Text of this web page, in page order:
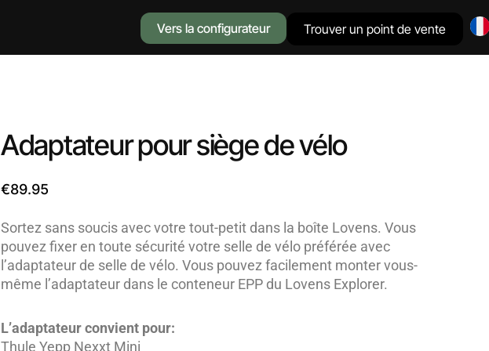
Vers la configurateur Trouver un point de vente
Adaptateur pour siège de vélo
€89.95
Sortez sans soucis avec votre tout-petit dans la boîte Lovens. Vous
pouvez fixer en toute sécurité votre selle de vélo préférée avec
l’adaptateur de selle de vélo. Vous pouvez facilement monter vous-
même l’adaptateur dans le conteneur EPP du Lovens Explorer.
L’adaptateur convient pour:
Thule Yepp Nexxt Mini